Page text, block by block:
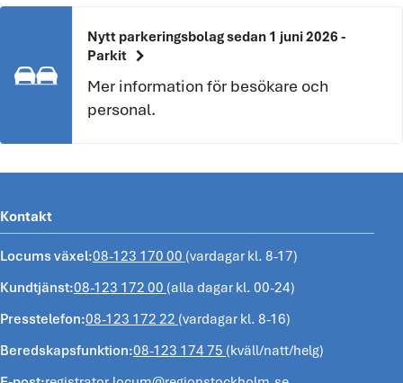
Nytt parkeringsbolag sedan 1 juni 2026 -
Parkit chevron_right
Mer information för besökare och
personal.
Kontakt
Locums växel:08-123 170 00 (vardagar kl. 8-17)
Kundtjänst:08-123 172 00 (alla dagar kl. 00-24)
Presstelefon:08-123 172 22 (vardagar kl. 8-16)
Beredskapsfunktion:08-123 174 75 (kväll/natt/helg)